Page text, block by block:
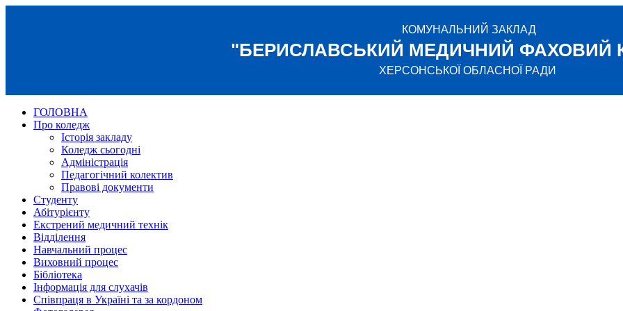
КОМУНАЛЬНИЙ ЗАКЛАД
"БЕРИСЛАВСЬКИЙ МЕДИЧНИЙ ФАХОВИЙ
ХЕРСОНСЬКОЇ ОБЛАСНОЇ РАДИ
ГОЛОВНА
Про коледж
Історія закладу
Коледж сьогодні
Адміністрація
Педагогічний колектив
Правові документи
Студенту
Абітурієнту
Екстрений медичний технік
Відділення
Навчальний процес
Виховний процес
Бібліотека
Інформація для слухачів
Співпраця в Україні та за кордоном